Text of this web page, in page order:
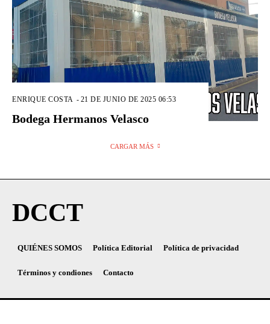
ENRIQUE COSTA - 21 DE JUNIO DE 2025 06:53
Bodega Hermanos Velasco
CARGAR MÁS
DCCT
QUIÉNES SOMOS Política Editorial Política de privacidad
Términos y condiones Contacto